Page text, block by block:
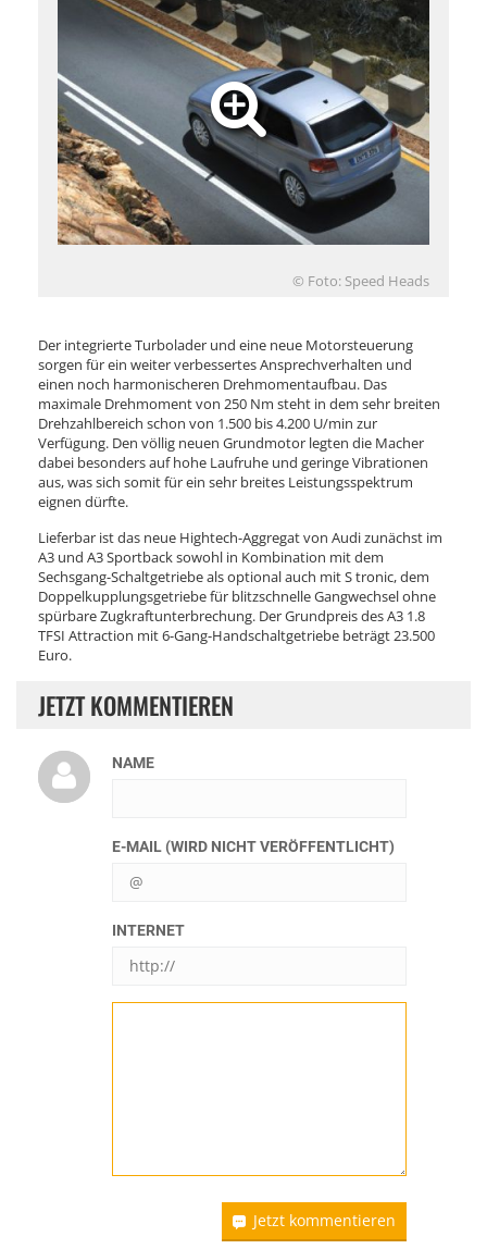
© Foto: Speed Heads
Der integrierte Turbolader und eine neue Motorsteuerung
sorgen für ein weiter verbessertes Ansprechverhalten und
einen noch harmonischeren Drehmomentaufbau. Das
maximale Drehmoment von 250 Nm steht in dem sehr breiten
Drehzahlbereich schon von 1.500 bis 4.200 U/min zur
Verfügung. Den völlig neuen Grundmotor legten die Macher
dabei besonders auf hohe Laufruhe und geringe Vibrationen
aus, was sich somit für ein sehr breites Leistungsspektrum
eignen dürfte.
Lieferbar ist das neue Hightech-Aggregat von Audi zunächst im
A3 und A3 Sportback sowohl in Kombination mit dem
Sechsgang-Schaltgetriebe als optional auch mit S tronic, dem
Doppelkupplungsgetriebe für blitzschnelle Gangwechsel ohne
spürbare Zugkraftunterbrechung. Der Grundpreis des A3 1.8
TFSI Attraction mit 6-Gang-Handschaltgetriebe beträgt 23.500
Euro.
JETZT KOMMENTIEREN
NAME
E-MAIL (WIRD NICHT VERÖFFENTLICHT)
INTERNET
Jetzt kommentieren